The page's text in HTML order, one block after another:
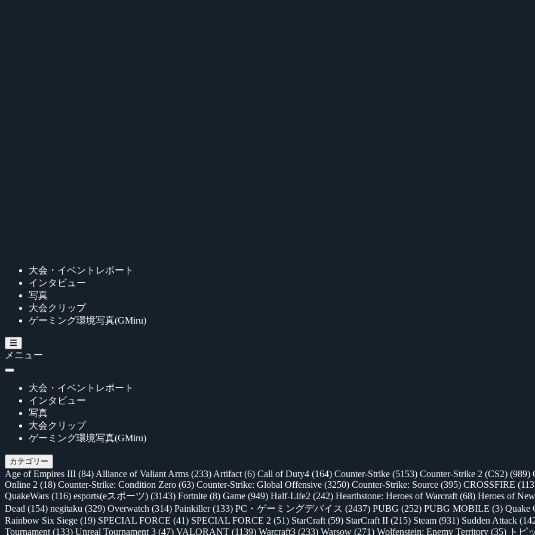
大会・イベントレポート
インタビュー
写真
大会クリップ
ゲーミング環境写真(GMiru)
メニュー
大会・イベントレポート
インタビュー
写真
大会クリップ
ゲーミング環境写真(GMiru)
カテゴリー
Age of Empires III (84) Alliance of Valiant Arms (233) Artifact (6) Call of Duty4 (164) Counter-Strike (5153) Counter-Strike 2 (CS2) (989)
Online 2 (18) Counter-Strike: Condition Zero (63) Counter-Strike: Global Offensive (3250) Counter-Strike: Source (395) CROSSFIRE
QuakeWars (116) esports(eスポーツ) (3143) Fortnite (8) Game (949) Half-Life2 (242) Hearthstone: Heroes of Warcraft (68) Heroes of
Dead (154) negitaku (329) Overwatch (314) Painkiller(133) PC・ゲーミングデバイス (2437) PUBG (252) PUBG MOBILE (3) Quake
Rainbow Six Siege (19) SPECIAL FORCE (41) SPECIAL FORCE 2 (51) StarCraft (59) StarCraft II (215) Steam (931) Sudden Attack
Tournament (133) Unreal Tournament 3 (47) VALORANT (1139) Warcraft3 (233) Warsow (271) Wolfenstein: Enemy Territory (35) トピ